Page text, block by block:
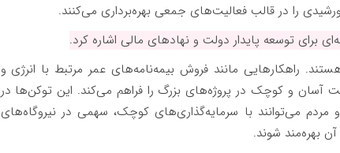
را در قالب فعالیت‌های جمعی بهره‌برداری می‌کنند.
برای توسعه پایدار دولت و نهادهای مالی اشاره کرد.
راهکارهایی مانند فروش بیمه‌نامه‌های عمر مرتبط با انرژی و
آسان و کوچک در پروژه‌های بزرگ را فراهم می‌کند. این توکن‌ها در
می‌توانند با سرمایه‌گذاری‌های کوچک، سهمی در نیروگاه‌های
بهره‌مند شوند.